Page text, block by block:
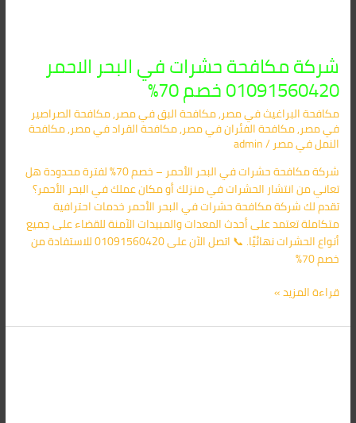
شركة مكافحة حشرات في البحر الاحمر
01091560420 خصم 70%
مكافحة البراغيث​ في مصر,مكافحة البق​ في مصر,مكافحة الصراصير​
في مصر,مكافحة الفئران​ في مصر,مكافحة القراد​ في مصر,مكافحة
النمل​ في مصر/
admin
شركة مكافحة حشرات في البحر الأحمر – خصم 70% لفترة محدودة هل
تعاني من انتشار الحشرات في منزلك أو مكان عملك في البحر الأحمر؟
تقدم لك شركة مكافحة حشرات في البحر الأحمر خدمات احترافية
متكاملة تعتمد على أحدث المعدات والمبيدات الآمنة للقضاء على جميع
أنواع الحشرات نهائيًا. 📞 اتصل الآن على 01091560420 للاستفادة من
خصم 70%
قراءة المزيد »